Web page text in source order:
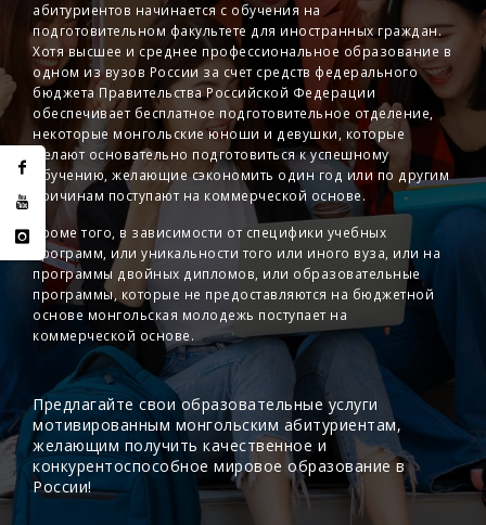
абитуриентов начинается с обучения на
подготовительном факультете для иностранных граждан.
Хотя высшее и среднее профессиональное образование в
одном из вузов России за счет средств федерального
бюджета Правительства Российской Федерации
обеспечивает бесплатное подготовительное отделение,
некоторые монгольские юноши и девушки, которые
желают основательно подготовиться к успешному
обучению, желающие сэкономить один год или по другим
причинам поступают на коммерческой основе.
Кроме того, в зависимости от специфики учебных
программ, или уникальности того или иного вуза, или на
программы двойных дипломов, или образовательные
программы, которые не предоставляются на бюджетной
основе монгольская молодежь поступает на
коммерческой основе.
Предлагайте свои образовательные услуги
мотивированным монгольским абитуриентам,
желающим получить качественное и
конкурентоспособное мировое образование в
России!